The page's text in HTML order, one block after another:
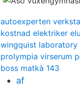
autoexperten
kostnad elektriker
wingquist laboratory
prolympia virserum
boss matkà 143
af